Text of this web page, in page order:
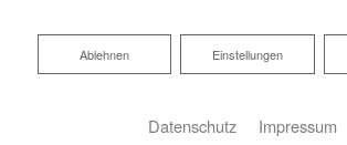
Jobs: Offene Stellen
Einstellungen
Ablehnen
Ablehnen
Datenschutz Impressum